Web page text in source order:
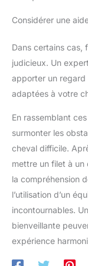
Considérer une
Dans certains cas,
judicieux. Un
apporter un regard
adaptées à votre
En rassemblant
surmonter les
cheval difficile.
mettre un filet à un
la compréhension
l’utilisation d’un
incontournables.
bienveillante
expérience